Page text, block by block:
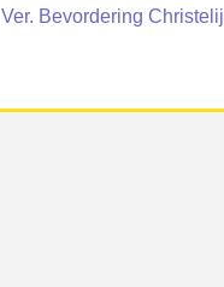
Ver. Bevordering